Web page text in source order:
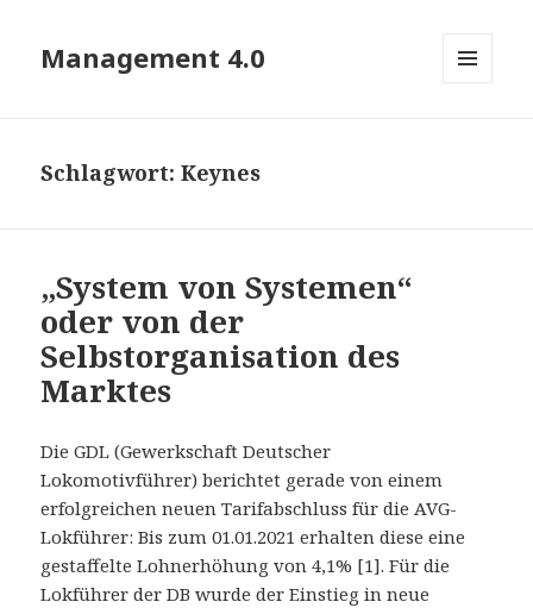
Management 4.0
Schlagwort:Keynes
„System von Systemen“
oder von der
Selbstorganisation des
Marktes
Die GDL (Gewerkschaft Deutscher
Lokomotivführer) berichtet gerade von einem
erfolgreichen neuen Tarifabschluss für die AVG-
Lokführer: Bis zum 01.01.2021 erhalten diese eine
gestaffelte Lohnerhöhung von 4,1% [1]. Für die
Lokführer der DB wurde der Einstieg in neue